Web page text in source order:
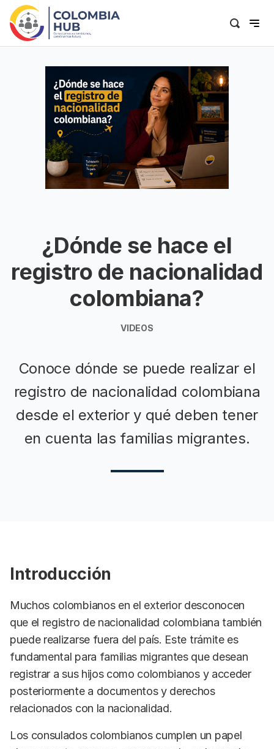
¿Dónde se hace el
registro de nacionalidad
colombiana?
VIDEOS
Conoce dónde se puede realizar el
registro de nacionalidad colombiana
desde el exterior y qué deben tener
en cuenta las familias migrantes.
Introducción
Muchos colombianos en el exterior desconocen
que el registro de nacionalidad colombiana también
puede realizarse fuera del país. Este trámite es
fundamental para familias migrantes que desean
registrar a sus hijos como colombianos y acceder
posteriormente a documentos y derechos
relacionados con la nacionalidad.
Los consulados colombianos cumplen un papel